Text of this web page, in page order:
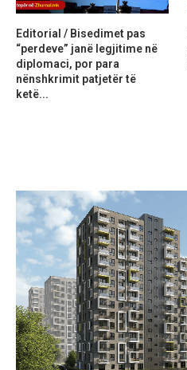
Editorial / Bisedimet pas
“perdeve” janë legjitime në
diplomaci, por para
nënshkrimit patjetër të
ketë...